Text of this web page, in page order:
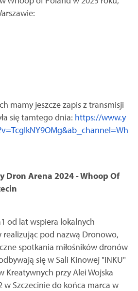
mamy jeszcze zapis z transmisji
się tamtego dnia: https://www.y
Dron Arena 2024 - Whoop Of
od lat wspiera lokalnych
pod nazwą Dronowo,
spotkania miłośników dronów
się w Sali Kinowej "INKU"
Kreatywnych przy Alei Wojska
w Szczecinie do końca marca w